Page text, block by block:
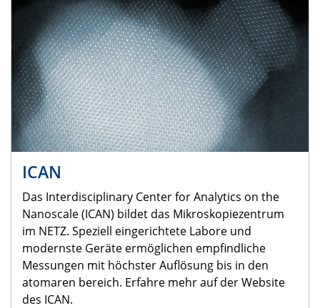
ICAN
Das Interdisciplinary Center for Analytics on the
Nanoscale (ICAN) bildet das Mikroskopiezentrum
im NETZ. Speziell eingerichtete Labore und
modernste Geräte ermöglichen empfindliche
Messungen mit höchster Auflösung bis in den
atomaren bereich. Erfahre mehr auf der Website
des ICAN.